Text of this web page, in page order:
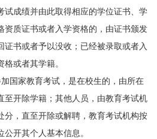
试成绩并由此取得相应的学位证书、学
资质证书或者入学资格的，由证书颁发
书或者予以没收；已经被录取或者入
或者其学籍。
国家教育考试，是在校生的，由所在
至开除学籍；其他人员，由教育考试机
分，直至开除或解聘，教育考试机构按
开其个人基本信息。